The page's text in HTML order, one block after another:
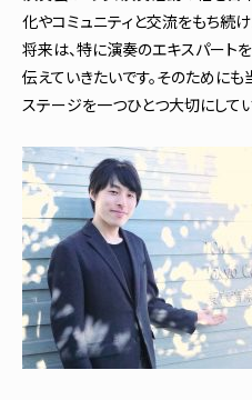
化やコミュニティと交流をもち続け
将来は、特に演奏のエキスパート
伝えていきたいです。そのために
ステージを一つひとつ大切にして